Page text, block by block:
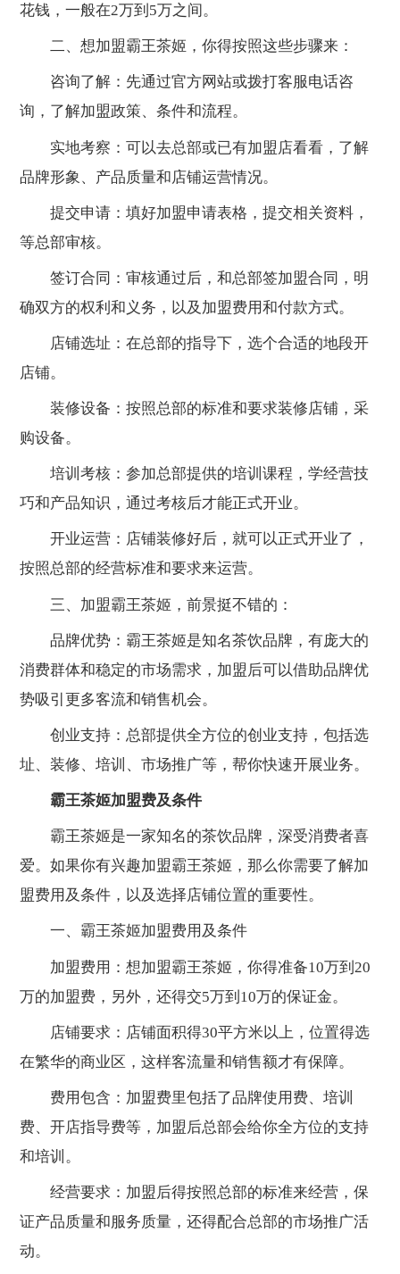
花钱，一般在2万到5万之间。
二、想加盟霸王茶姬，你得按照这些步骤来：
咨询了解：先通过官方网站或拨打客服电话咨
询，了解加盟政策、条件和流程。
实地考察：可以去总部或已有加盟店看看，了解
品牌形象、产品质量和店铺运营情况。
提交申请：填好加盟申请表格，提交相关资料，
等总部审核。
签订合同：审核通过后，和总部签加盟合同，明
确双方的权利和义务，以及加盟费用和付款方式。
店铺选址：在总部的指导下，选个合适的地段开
店铺。
装修设备：按照总部的标准和要求装修店铺，采
购设备。
培训考核：参加总部提供的培训课程，学经营技
巧和产品知识，通过考核后才能正式开业。
开业运营：店铺装修好后，就可以正式开业了，
按照总部的经营标准和要求来运营。
三、加盟霸王茶姬，前景挺不错的：
品牌优势：霸王茶姬是知名茶饮品牌，有庞大的
消费群体和稳定的市场需求，加盟后可以借助品牌优
势吸引更多客流和销售机会。
创业支持：总部提供全方位的创业支持，包括选
址、装修、培训、市场推广等，帮你快速开展业务。
霸王茶姬加盟费及条件
霸王茶姬是一家知名的茶饮品牌，深受消费者喜
爱。如果你有兴趣加盟霸王茶姬，那么你需要了解加
盟费用及条件，以及选择店铺位置的重要性。
一、霸王茶姬加盟费用及条件
加盟费用：想加盟霸王茶姬，你得准备10万到20
万的加盟费，另外，还得交5万到10万的保证金。
店铺要求：店铺面积得30平方米以上，位置得选
在繁华的商业区，这样客流量和销售额才有保障。
费用包含：加盟费里包括了品牌使用费、培训
费、开店指导费等，加盟后总部会给你全方位的支持
和培训。
经营要求：加盟后得按照总部的标准来经营，保
证产品质量和服务质量，还得配合总部的市场推广活
动。